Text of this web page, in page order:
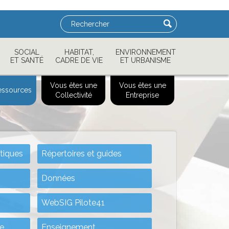
Rechercher
SOCIAL
ET SANTÉ
HABITAT,
CADRE DE VIE
ENVIRONNEMENT
ET URBANISME
Vous êtes une
Collectivité
Vous êtes une
Entreprise
Répertoires et guides
Données
WebSIG Pilote41